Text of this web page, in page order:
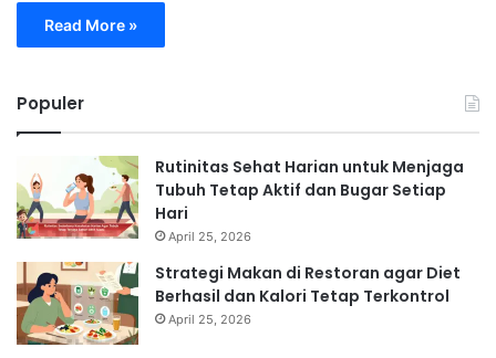
Read More »
Populer
Rutinitas Sehat Harian untuk Menjaga
Tubuh Tetap Aktif dan Bugar Setiap
Hari
April 25, 2026
Strategi Makan di Restoran agar Diet
Berhasil dan Kalori Tetap Terkontrol
April 25, 2026